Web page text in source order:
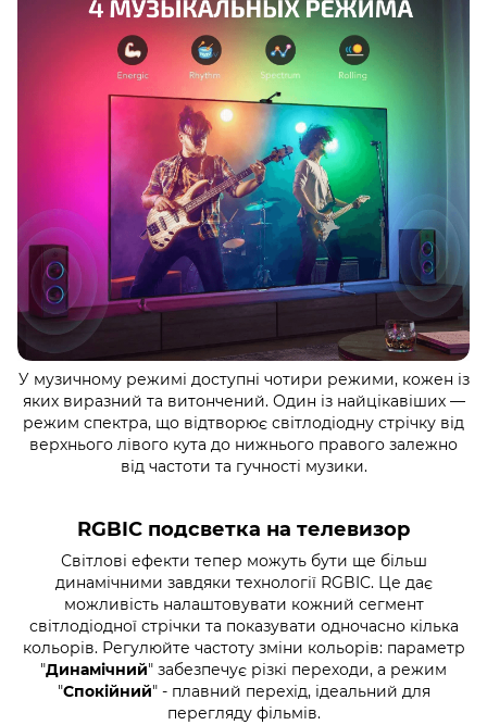
У музичному режимі доступні чотири режими, кожен із
яких виразний та витончений. Один із найцікавіших —
режим спектра, що відтворює світлодіодну стрічку від
верхнього лівого кута до нижнього правого залежно
від частоти та гучності музики.
RGBIC подсветка на телевизор
Світлові ефекти тепер можуть бути ще більш
динамічними завдяки технології RGBIC. Це дає
можливість налаштовувати кожний сегмент
світлодіодної стрічки та показувати одночасно кілька
кольорів. Регулюйте частоту зміни кольорів: параметр
"Динамічний" забезпечує різкі переходи, а режим
"Спокійний" - плавний перехід, ідеальний для
перегляду фільмів.